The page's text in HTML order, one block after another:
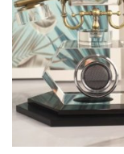
xoay số đến
gợi nhắc về
lịch sử độc đáo.
hoài cổ nhưng
hiện đại, dễ
thất.